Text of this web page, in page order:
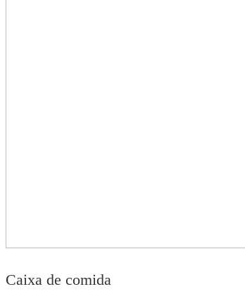
Caixa de comida